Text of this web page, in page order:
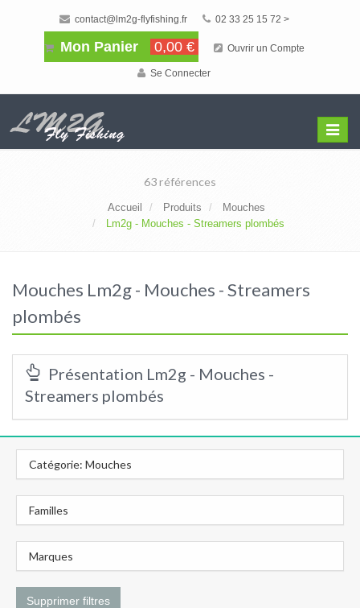
contact@lm2g-flyfishing.fr 02 33 25 15 72 >
Mon Panier 0,00 € Ouvrir un Compte
Se Connecter
Menu
63 références
Accueil Produits
Mouches
Lm2g - Mouches - Streamers plombés
Mouches Lm2g - Mouches - Streamers
plombés
Présentation Lm2g - Mouches -
Streamers plombés
Catégorie: Mouches
Familles
Marques
Supprimer filtres